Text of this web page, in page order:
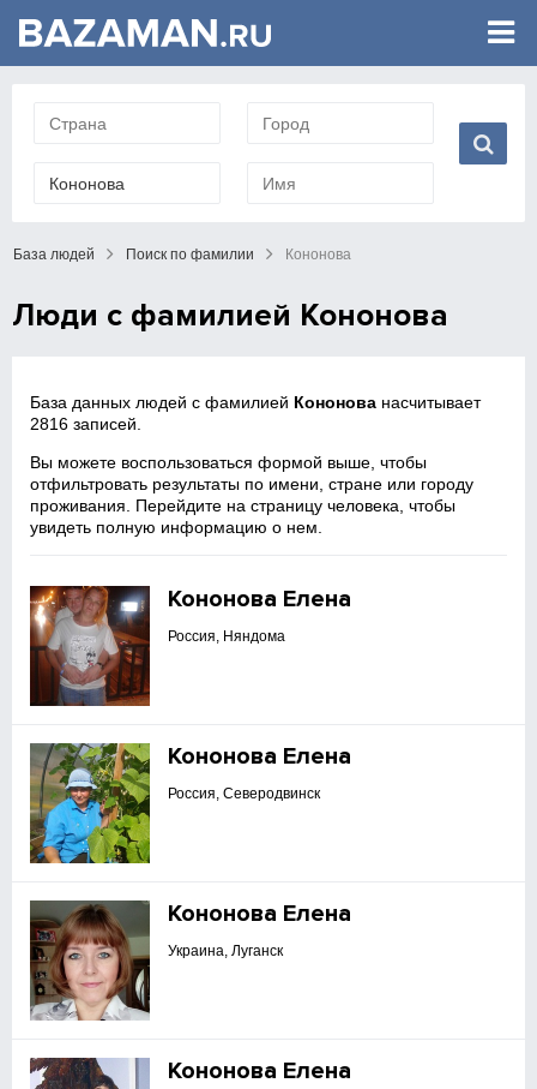
База людей Поиск по фамилии Кононова
Люди с фамилией Кононова
База данных людей с фамилией Кононова насчитывает
2816 записей.
Вы можете воспользоваться формой выше, чтобы
отфильтровать результаты по имени, стране или городу
проживания. Перейдите на страницу человека, чтобы
увидеть полную информацию о нем.
Кононова Елена
Россия, Няндома
Кононова Елена
Россия, Северодвинск
Кононова Елена
Украина, Луганск
Кононова Елена